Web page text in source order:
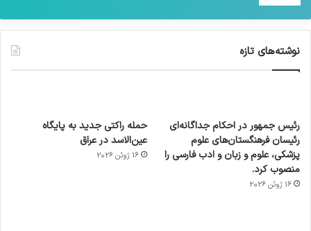
نوشته‌های تازه
رئیس جمهور در احکام جداگانه‌ای
رئیسان فرهنگستان‌های علوم
پزشکی، علوم و زبان و ادب فارسی را
منصوب کرد.
16 ژوئن 2026
حمله راکتی جدید به پایگاه
عین‌الاسد در عراق
16 ژوئن 2026